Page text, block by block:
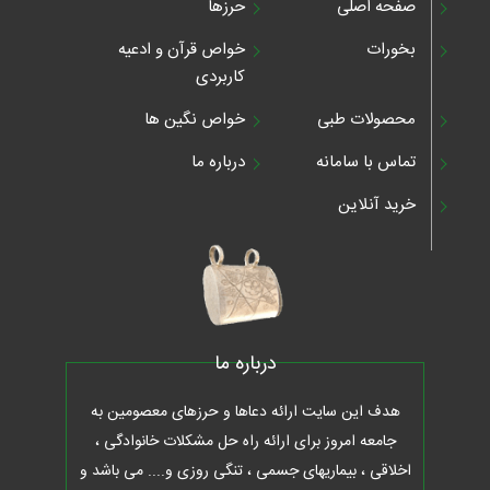
صفحه اصلی
حرزها
بخورات
خواص قرآن و ادعیه
کاربردی
محصولات طبی
خواص نگین ها
تماس با سامانه
درباره ما
خرید آنلاین
درباره ما
هدف این سایت ارائه دعاها و حرزهای معصومین به
جامعه امروز برای ارائه راه حل مشکلات خانوادگی ،
اخلاقی ، بیماریهای جسمی ، تنگی روزی و.... می باشد و